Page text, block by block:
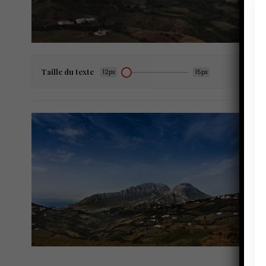
Taille du texte 12px 15px